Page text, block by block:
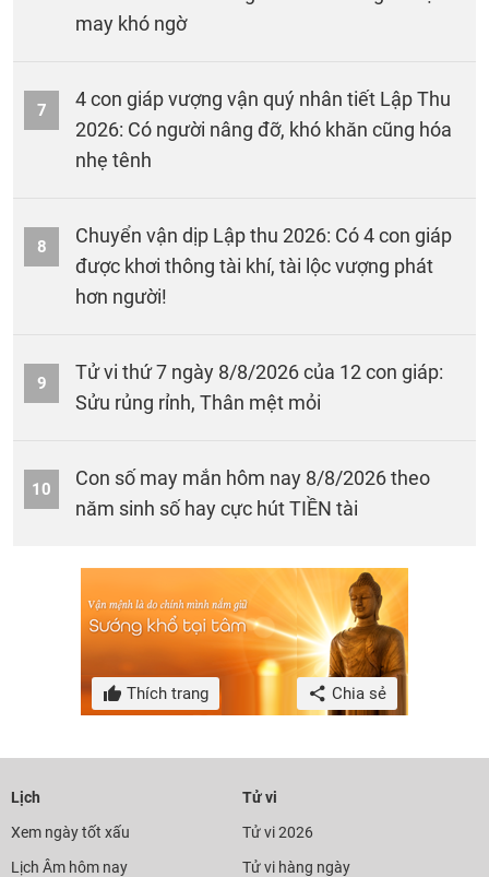
may khó ngờ
7
4 con giáp vượng vận quý nhân tiết Lập Thu
2026: Có người nâng đỡ, khó khăn cũng hóa
nhẹ tênh
8
Chuyển vận dịp Lập thu 2026: Có 4 con giáp
được khơi thông tài khí, tài lộc vượng phát
hơn người!
9
Tử vi thứ 7 ngày 8/8/2026 của 12 con giáp:
Sửu rủng rỉnh, Thân mệt mỏi
10
Con số may mắn hôm nay 8/8/2026 theo
năm sinh số hay cực hút TIỀN tài
Thích trang Chia sẻ
Lịch
Xem ngày tốt xấu
Lịch Âm hôm nay
Tử vi
Tử vi 2026
Tử vi hàng ngày